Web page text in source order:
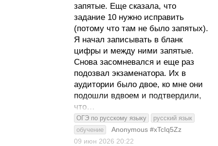
запятые. Еще сказала, что
задание 10 нужно исправить
(потому что там не было запятых).
Я начал записывать в бланк
цифры и между ними запятые.
Снова засомневался и еще раз
подозвал экзаменатора. Их в
аудитории было двое, ко мне они
подошли вдвоем и подтвердили,
что…
ОГЭ по русскому языку
русский язык
обучение
Anonymous #xTcIq5Zz
09 июн 2026 20:22